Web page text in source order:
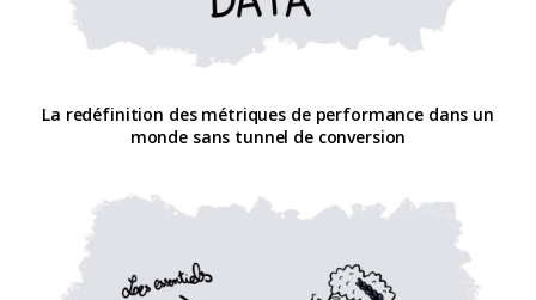
La redéfinition des métriques de performance dans un
monde sans tunnel de conversion